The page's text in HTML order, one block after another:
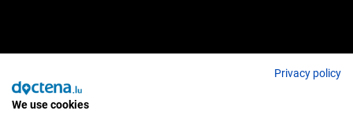
Privacy policy
We use cookies